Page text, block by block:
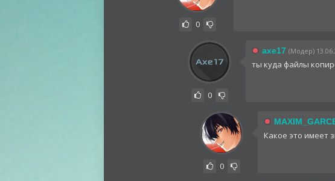
0
0
axe17 (Модер)
ты куда файлы
0
Какое это имеет